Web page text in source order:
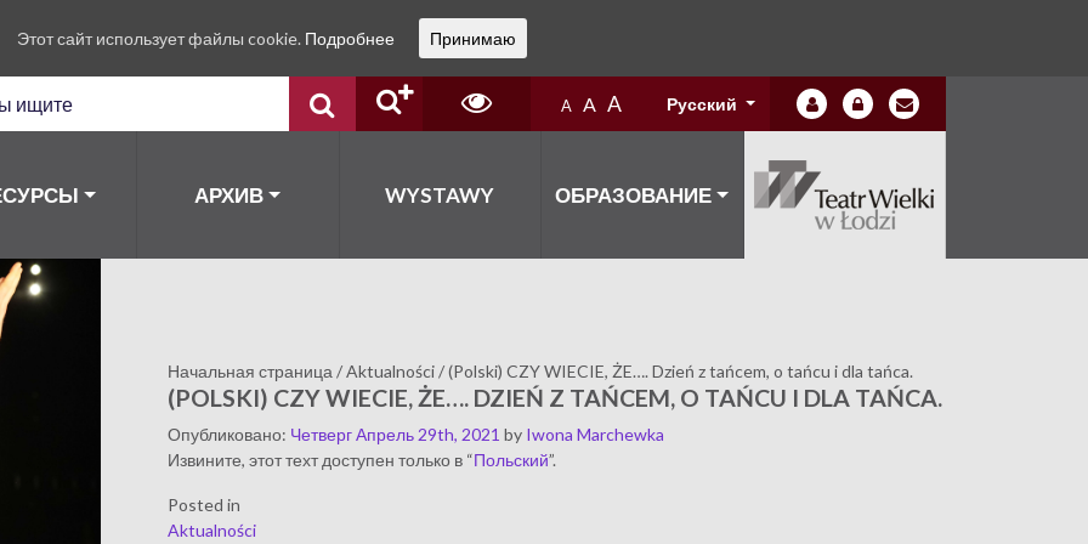
A A A Русский
АРХИВ WYSTAWY ОБРАЗОВАНИЕ
Начальная страница /Aktualności/(Polski) CZY WIECIE, ŻE…. Dzień z tańcem, o tańcu i dla tańca.
(POLSKI) CZY WIECIE, ŻE…. DZIEŃ Z TAŃCEM, O TAŃCU I DLA TAŃCA.
Опубликовано: Четверг Апрель 29th, 2021 by Iwona Marchewka
Извините, этот техт доступен только в “Польский”.
Posted in
Aktualności
Этот сайт использует файлы cookie. Подробнее Принимаю